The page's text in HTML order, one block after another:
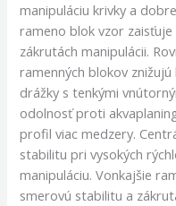
manipuláciu krivky a
rameno blok vzor
zákrutách manipulácii.
ramenných blokov
drážky s tenkými
odolnosť proti
profil viac medzery.
stabilitu pri vysokých
manipuláciu. Vonkajšie
smerovú stabilitu a